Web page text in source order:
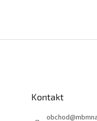
Kontakt
obchod@